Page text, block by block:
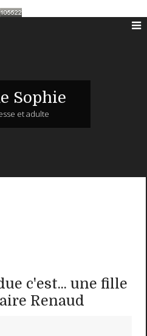
Sophie
et adulte
c'est... une fille
Renaud